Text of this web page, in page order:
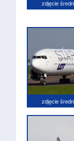
zdjęcie
zdjęcie